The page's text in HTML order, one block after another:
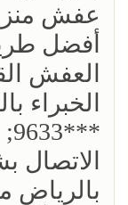
عفش
أفضل
العفش
الخبراء
***9633;
بالرياض